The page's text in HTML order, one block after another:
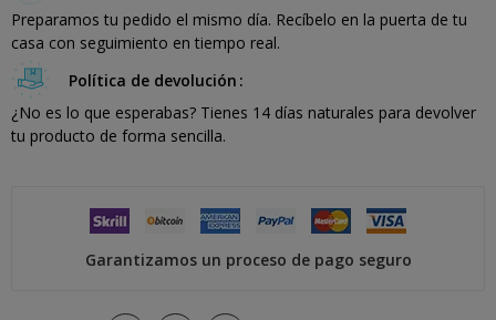
Preparamos tu pedido el mismo día. Recíbelo en la puerta de tu
casa con seguimiento en tiempo real.
Política de devolución
¿No es lo que esperabas? Tienes 14 días naturales para devolver
tu producto de forma sencilla.
Garantizamos un proceso de pago seguro